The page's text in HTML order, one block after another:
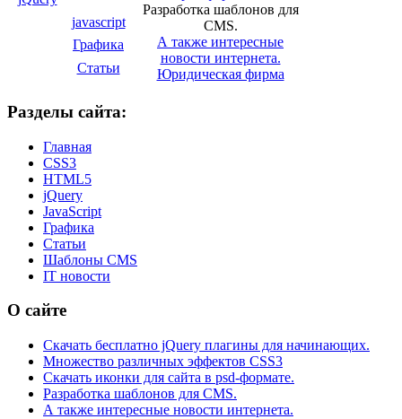
Разработка шаблонов для
CMS.
А также интересные
новости интернета.
Юридическая фирма
javascript
Графика
Статьи
Разделы сайта:
Главная
CSS3
HTML5
jQuery
JavaScript
Графика
Статьи
Шаблоны CMS
IT новости
О сайте
Скачать бесплатно jQuery плагины для начинающих.
Множество различных эффектов CSS3
Скачать иконки для сайта в psd-формате.
Разработка шаблонов для CMS.
А также интересные новости интернета.